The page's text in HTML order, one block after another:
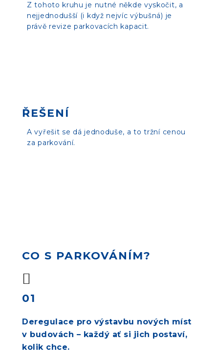
Z tohoto kruhu je nutné někde vyskočit, a
nejjednodušší (i když nejvíc výbušná) je
právě revize parkovacích kapacit.
ŘEŠENÍ
A vyřešit se dá jednoduše, a to tržní cenou
za parkování.
CO S PARKOVÁNÍM?
01
Deregulace pro výstavbu nových míst
v budovách – každý ať si jich postaví,
kolik chce.